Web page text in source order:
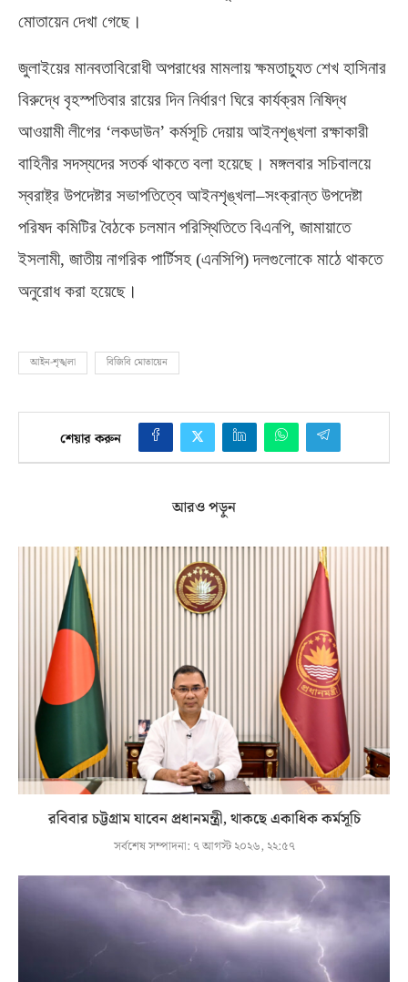
মোতায়েন দেখা গেছে।
জুলাইয়ের মানবতাবিরোধী অপরাধের মামলায় ক্ষমতাচ্যুত শেখ হাসিনার
বিরুদ্ধে বৃহস্পতিবার রায়ের দিন নির্ধারণ ঘিরে কার্যক্রম নিষিদ্ধ
আওয়ামী লীগের ‘লকডাউন’ কর্মসূচি দেয়ায় আইনশৃঙ্খলা রক্ষাকারী
বাহিনীর সদস্যদের সতর্ক থাকতে বলা হয়েছে। মঙ্গলবার সচিবালয়ে
স্বরাষ্ট্র উপদেষ্টার সভাপতিত্বে আইনশৃঙ্খলা–সংক্রান্ত উপদেষ্টা
পরিষদ কমিটির বৈঠকে চলমান পরিস্থিতিতে বিএনপি, জামায়াতে
ইসলামী, জাতীয় নাগরিক পার্টিসহ (এনসিপি)দলগুলোকে মাঠে থাকতে
অনুরোধ করা হয়েছে।
আইন-শৃঙ্খলা বিজিবি মোতায়েন
শেয়ার করুন
আরও পড়ুন
রবিবার চট্টগ্রাম যাবেন প্রধানমন্ত্রী, থাকছে একাধিক কর্মসূচি
সর্বশেষ সম্পাদনা: ৭ আগস্ট ২০২৬, ২২:৫৭